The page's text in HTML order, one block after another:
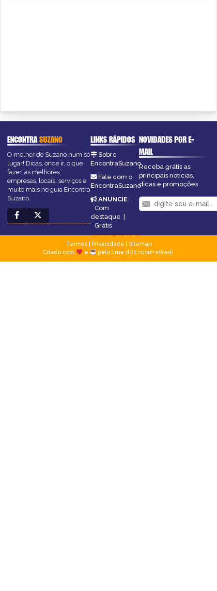
ENCONTRASUZANO
O melhor de Suzano num só
lugar! Dicas, onde ir, o que
fazer, as melhores
empresas, locais, serviços e
muito mais no guia Encontra
Suzano.
LINKS RÁPIDOS
Sobre
EncontraSuzano
Fale com o
EncontraSuzano
ANUNCIE:
Com
destaque |
Grátis
NOVIDADES POR E-
MAIL
Receba grátis as
principais notícias,
dicas e promoções
Termos| Privacidade
Sitemap
Criado com
e pelo time do EncontraBrasil